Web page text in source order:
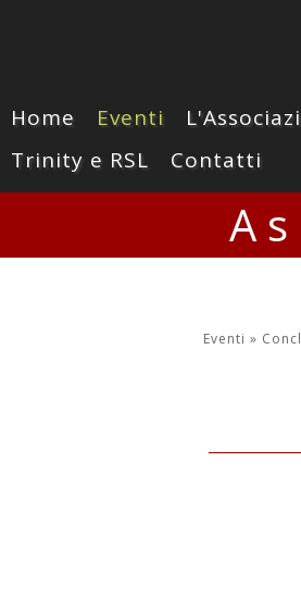
Home Eventi
Trinity e RSL
Contatti
Eventi »